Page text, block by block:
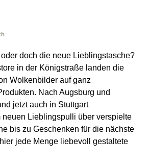
doch die neue Lieblingstasche?
in der Königstraße landen die
Wolkenbilder auf ganz
Nach Augsburg und
jetzt auch in Stuttgart
neuen Lieblingspulli über verspielte
bis zu Geschenken für die nächste
jede Menge liebevoll gestaltete